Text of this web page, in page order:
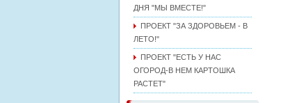
ДНЯ "МЫ ВМЕСТЕ!"
ПРОЕКТ "ЗА ЗДОРОВЬЕМ - В
ЛЕТО!"
ПРОЕКТ "ЕСТЬ У НАС
ОГОРОД-В НЕМ КАРТОШКА
РАСТЕТ"